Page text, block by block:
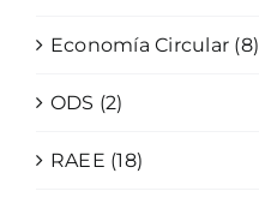
Economía Circular (8)
ODS (2)
RAEE (18)